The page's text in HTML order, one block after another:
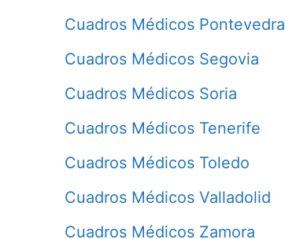
Cuadros Médicos Pontevedra
Cuadros Médicos Segovia
Cuadros Médicos Soria
Cuadros Médicos Tenerife
Cuadros Médicos Toledo
Cuadros Médicos Valladolid
Cuadros Médicos Zamora